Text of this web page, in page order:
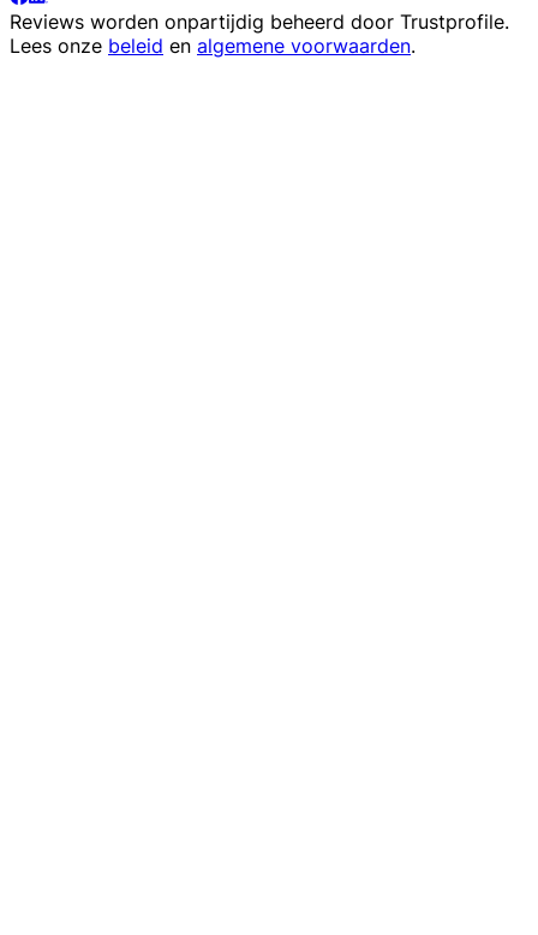
Reviews worden onpartijdig beheerd door Trustprofile.
Lees onze beleid en algemene voorwaarden.